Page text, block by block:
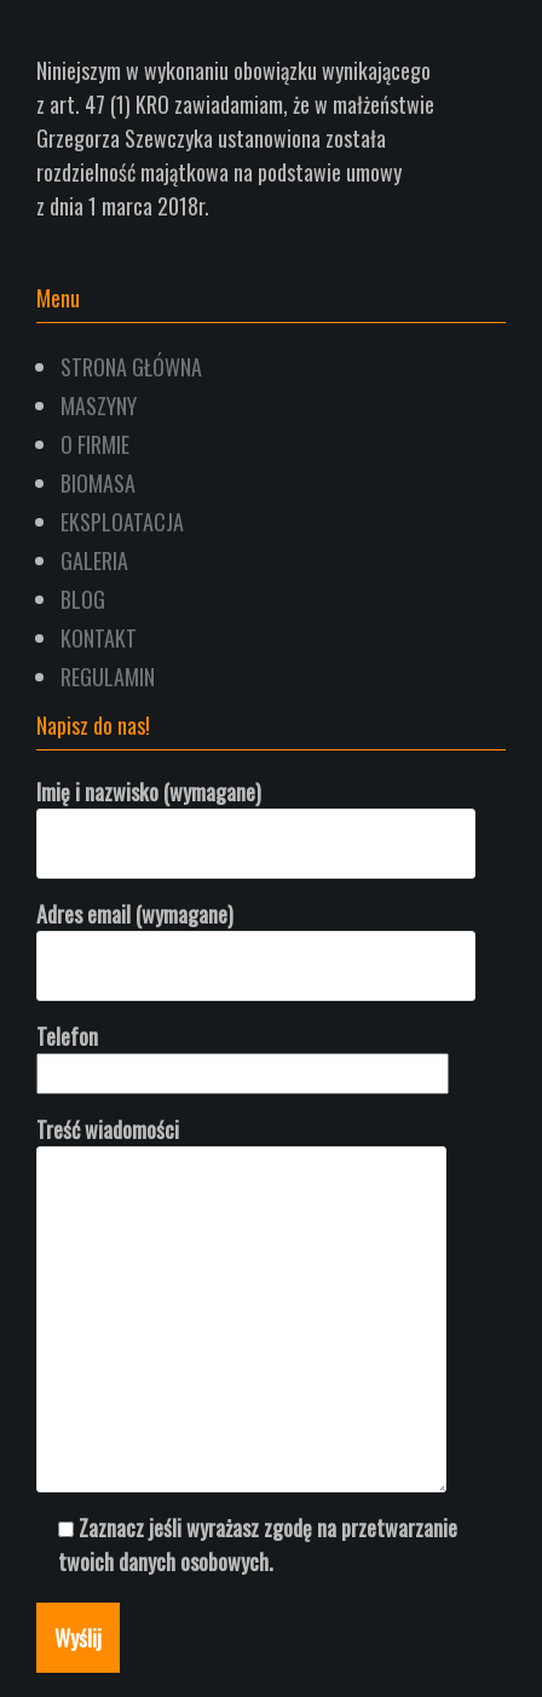
Niniejszym w wykonaniu obowiązku wynikającego
z art. 47 (1) KRO zawiadamiam, że w małżeństwie
Grzegorza Szewczyka ustanowiona została
rozdzielnośćmajątkowa na podstawie umowy
z dnia 1 marca 2018r.
Menu
STRONA GŁÓWNA
MASZYNY
O FIRMIE
BIOMASA
EKSPLOATACJA
GALERIA
BLOG
KONTAKT
REGULAMIN
Napisz do nas!
Imię i nazwisko (wymagane)
Adres email (wymagane)
Telefon
Treść wiadomości
Zaznacz jeśli wyrażasz zgodę na przetwarzanie
twoich danych osobowych.